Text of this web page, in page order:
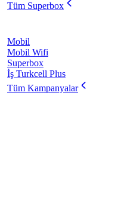
Tüm Superbox
Mobil
Mobil Wifi
Superbox
İş Turkcell Plus
Tüm Kampanyalar